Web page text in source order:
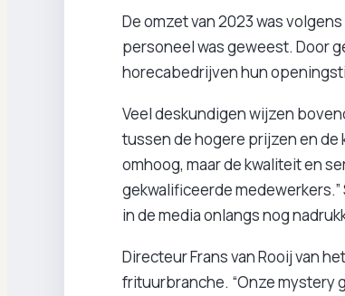
De omzet van 2023 was
personeel was geweest. Door
horecabedrijven hun
Veel deskundigen wijzen
tussen de hogere prijzen en de
omhoog, maar de kwaliteit en
gekwalificeerde
in de media onlangs nog
Directeur Frans van Rooij van
frituurbranche. “Onze mystery